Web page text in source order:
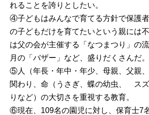
れることを誇りとしたい。
④子どもはみんなで育てる方針で保護
の子どもだけを育てたいという親には
は父の会が主催する「なつまつり」の
月の「バザー」など、盛りだくさんだ。
⑤人（年長・年中・年少、母親、父親
関わり、命（うさぎ、蝶の幼虫、 ス
りなど）の大切さを重視する教育。
⑥現在、109名の園児に対し、保育士7